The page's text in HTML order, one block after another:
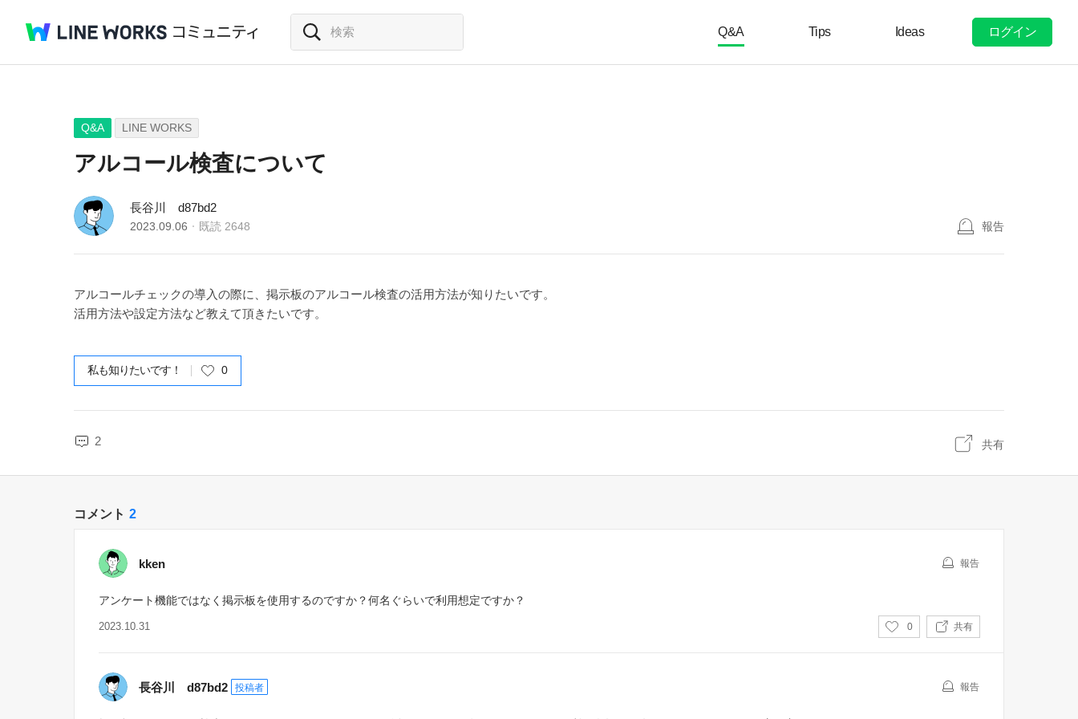
Q&A Tips Ideas ログイン
Q&A LINE WORKS
アルコール検査について
長谷川 d87bd2
2023.09.06 既読 2648 報告
アルコールチェックの導入の際に、掲示板のアルコール検査の活用方法が知りたいです。
活用方法や設定方法など教えて頂きたいです。
私も知りたいです！ 0
2 共有
コメント 2
kken 報告
アンケート機能ではなく掲示板を使用するのですか？何名ぐらいで利用想定ですか？
2023.10.31
い
0 共有
長谷川 d87bd2 投稿者 報告